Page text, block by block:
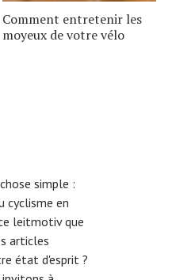
Comment entretenir les
moyeux de votre vélo
simple :
cyclisme en
leitmotiv que
articles
état d'esprit ?